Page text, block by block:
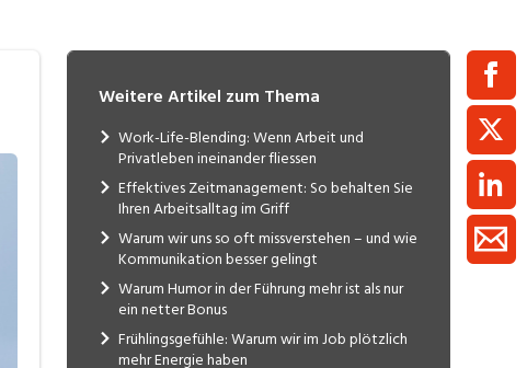
Weitere Artikel zum Thema
Work-Life-Blending: Wenn Arbeit und
Privatleben ineinander fliessen
Effektives Zeitmanagement: So behalten Sie
Ihren Arbeitsalltag im Griff
Warum wir uns so oft missverstehen – und wie
Kommunikation besser gelingt
Warum Humor in der Führung mehr ist als nur
ein netter Bonus
Frühlingsgefühle: Warum wir im Job plötzlich
mehr Energie haben